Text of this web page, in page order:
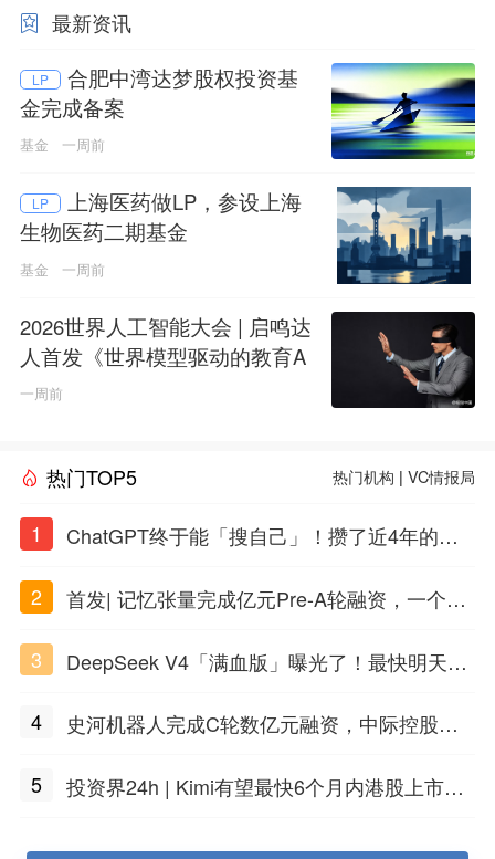
最新资讯
LP
合肥中湾达梦股权投资基
金完成备案
基金 一周前
LP
上海医药做LP，参设上海
生物医药二期基金
基金 一周前
2026世界人工智能大会 | 启鸣达
人首发《世界模型驱动的教育A
GI白皮书》
一周前
热门TOP5 热门机构 |VC情报局
1
ChatGPT终于能「搜自己」！攒了近4年的对
2
首发| 记忆张量完成亿元Pre-A轮融资，一个上
3
DeepSeek V4「满血版」曝光了！最快明天发
4
史河机器人完成C轮数亿元融资，中际控股领
5
投资界24h | Kimi有望最快6个月内港股上市；